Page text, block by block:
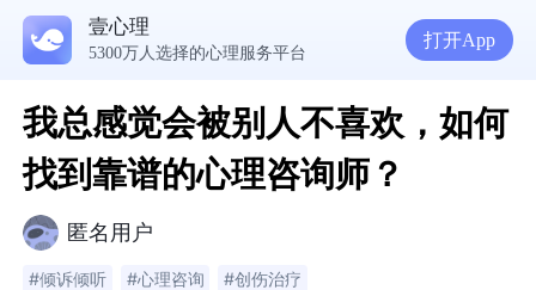
壹心理
5300万人选择的心理服务平台
打开App
我总感觉会被别人不喜欢，如何
找到靠谱的心理咨询师？
匿名用户
#倾诉倾听 #心理咨询 #创伤治疗